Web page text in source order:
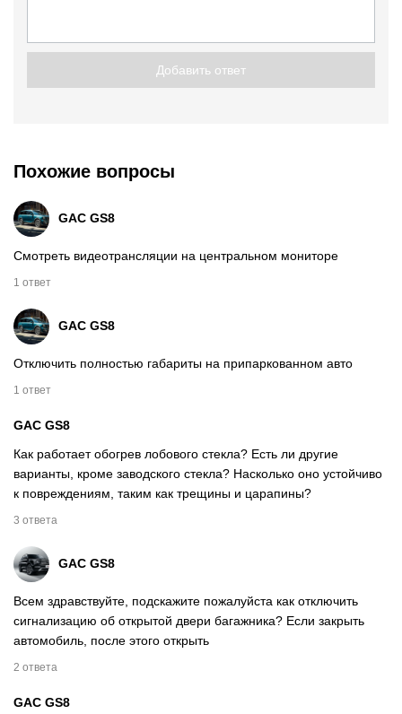
Добавить ответ
Похожие вопросы
GAC GS8
Смотреть видеотрансляции на центральном мониторе
1 ответ
GAC GS8
Отключить полностью габариты на припаркованном авто
1 ответ
GAC GS8
Как работает обогрев лобового стекла? Есть ли другие
варианты, кроме заводского стекла? Насколько оно устойчиво
к повреждениям, таким как трещины и царапины?
3 ответа
GAC GS8
Всем здравствуйте, подскажите пожалуйста как отключить
сигнализацию об открытой двери багажника? Если закрыть
автомобиль, после этого открыть
2 ответа
GAC GS8